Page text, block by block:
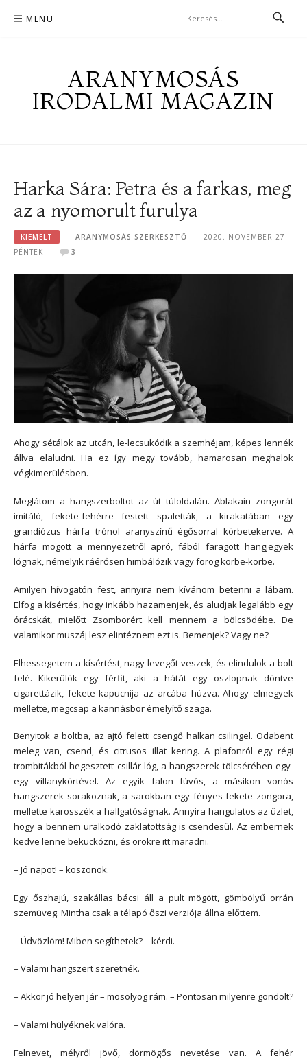
MENU
ARANYMOSÁS
IRODALMI MAGAZIN
Harka Sára: Petra és a farkas, meg
az a nyomorult furulya
KIEMELT ARANYMOSÁS SZERKESZTŐ
2020. NOVEMBER 27.
PÉNTEK
3
Ahogy sétálok az utcán, le-lecsukódik a szemhéjam, képes lennék
állva elaludni. Ha ez így megy tovább, hamarosan meghalok
végkimerülésben.
Meglátom a hangszerboltot az út túloldalán. Ablakain zongorát
imitáló, fekete-fehérre festett spaletták, a kirakatában egy
grandiózus hárfa trónol aranyszínű égősorral körbetekerve. A
hárfa mögött a mennyezetről apró, fából faragott hangjegyek
lógnak, némelyik ráérősen himbálózik vagy forog körbe-körbe.
Amilyen hívogatón fest, annyira nem kívánom betenni a lábam.
Elfog a kísértés, hogy inkább hazamenjek, és aludjak legalább egy
órácskát, mielőtt Zsomborért kell mennem a bölcsödébe. De
valamikor muszáj lesz elintéznem ezt is. Bemenjek? Vagy ne?
Elhessegetem a kísértést, nagy levegőt veszek, és elindulok a bolt
felé. Kikerülök egy férfit, aki a hátát egy oszlopnak döntve
cigarettázik, fekete kapucnija az arcába húzva. Ahogy elmegyek
mellette, megcsap a kannásbor émelyítő szaga.
Benyitok a boltba, az ajtó feletti csengő halkan csilingel. Odabent
meleg van, csend, és citrusos illat kering. A plafonról egy régi
trombitákból hegesztett csillár lóg, a hangszerek tölcsérében egy-
egy villanykörtével. Az egyik falon fúvós, a másikon vonós
hangszerek sorakoznak, a sarokban egy fényes fekete zongora,
mellette karosszék a hallgatóságnak. Annyira hangulatos az üzlet,
hogy a bennem uralkodó zaklatottság is csendesül. Az embernek
kedve lenne bekuckózni, és örökre itt maradni.
– Jó napot! – köszönök.
Egy őszhajú, szakállas bácsi áll a pult mögött, gömbölyű orrán
szemüveg. Mintha csak a télapó őszi verziója állna előttem.
– Üdvözlöm! Miben segíthetek? – kérdi.
– Valami hangszert szeretnék.
– Akkor jó helyen jár – mosolyog rám. – Pontosan milyenre gondolt?
– Valami hülyéknek valóra.
Felnevet, mélyről jövő, dörmögős nevetése van. A fehér